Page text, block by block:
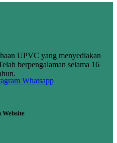
UPVC yang menyediakan
berpengalaman selama 16
Whatsapp
Website